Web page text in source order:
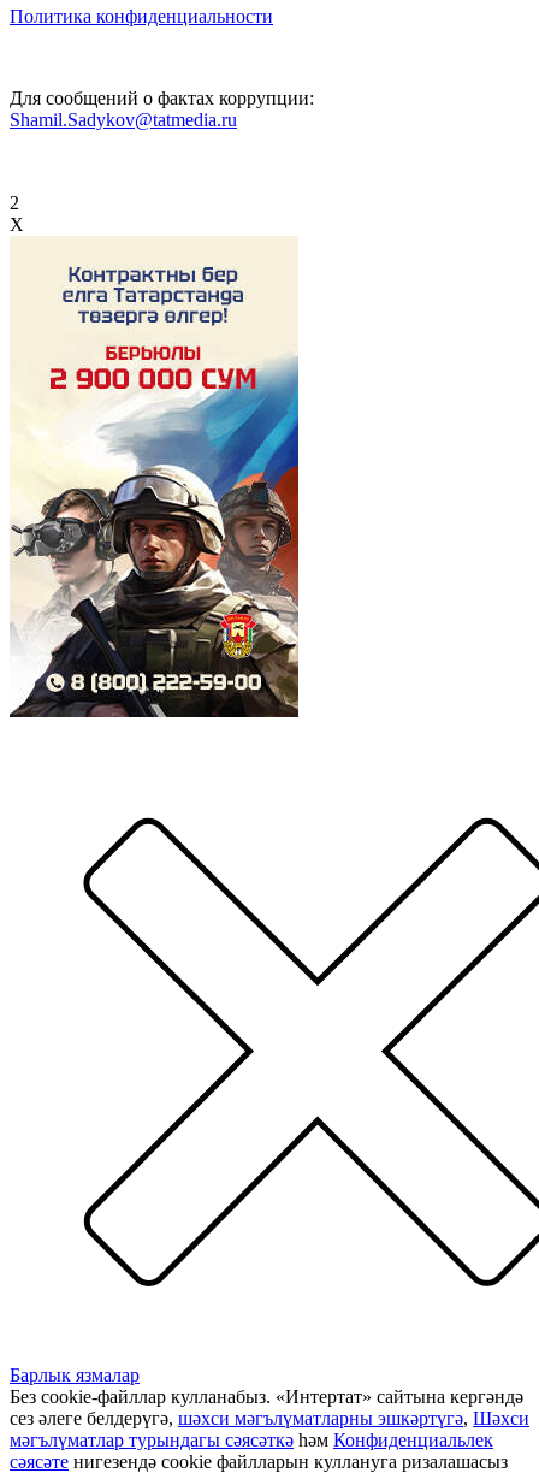
Политика конфиденциальности
Для сообщений о фактах коррупции:
Shamil.Sadykov@tatmedia.ru
2
X
Барлык язмалар
Без cookie-файллар кулланабыз. «Интертат» сайтына кергәндә
сез әлеге белдерүгә, шәхси мәгълүматларны эшкәртүгә, Шәхси
мәгълүматлар турындагы сәясәткә һәм Конфиденциальлек
сәясәте нигезендә cookie файлларын куллануга ризалашасыз